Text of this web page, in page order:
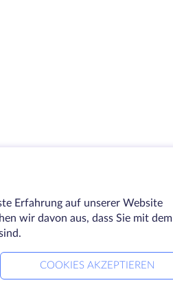
Erfahrung auf unserer Website
wir davon aus, dass Sie mit dem
COOKIES AKZEPTIEREN